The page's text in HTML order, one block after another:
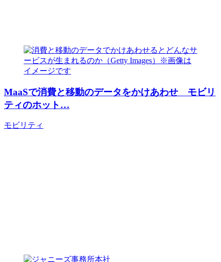
MaaSで消費と移動のデータをかけあわせ モビリ
ティのホット…
モビリティ